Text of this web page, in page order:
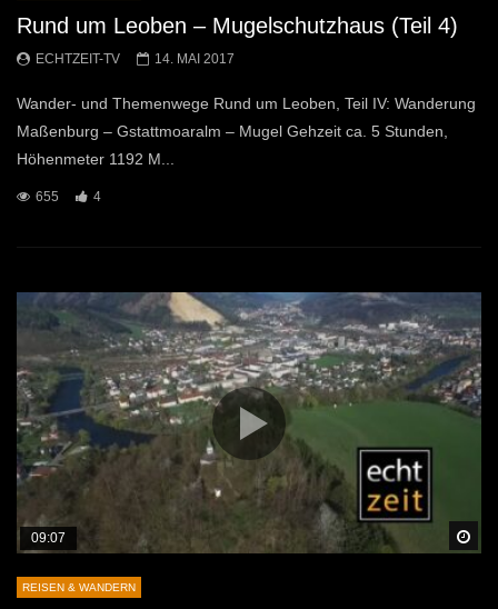
Rund um Leoben – Mugelschutzhaus (Teil 4)
ECHTZEIT-TV 14. MAI 2017
Wander- und Themenwege Rund um Leoben, Teil IV: Wanderung
Maßenburg – Gstattmoaralm – Mugel Gehzeit ca. 5 Stunden,
Höhenmeter 1192 M...
655 4
09:07
REISEN & WANDERN